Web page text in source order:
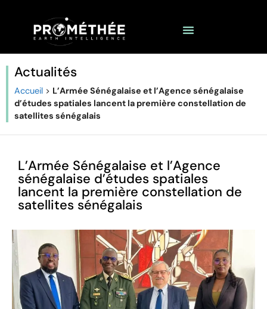
Actualités
Accueil > L’Armée Sénégalaise et l’Agence sénégalaise
d’études spatiales lancent la première constellation de
satellites sénégalais
L’Armée Sénégalaise et l’Agence
sénégalaise d’études spatiales
lancent la première constellation de
satellites sénégalais